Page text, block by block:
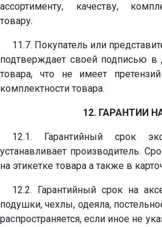
ассортименту, качеству,
товару.
11.7. Покупатель или
подтверждает своей подписью в
товара, что не имеет
комплектности товара.
12. ГАРАНТИИ
12.1. Гарантийный срок
устанавливает производитель.
на этикетке товара а также в
12.2. Гарантийный срок на
подушки, чехлы, одеяла,
распространяется, если иное не